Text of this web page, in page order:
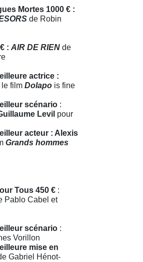
Mortes 1000 € :
de Robin
: AIR DE RIEN de
actrice :
film Dolapo is fine
scénario :
Levil pour
acteur : Alexis
Grands hommes
Tous 450 € :
Pablo Cabel et
scénario :
Vorillon
mise en
Gabriel Hénot-